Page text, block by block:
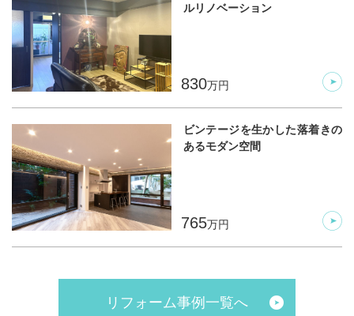
ルリノベーション
830万円
ビンテージを生かした落着きの
あるモダン空間
765万円
リフォーム事例一覧へ